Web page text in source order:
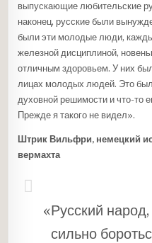
выпускающие любительские
наконец, русские были
были эти молодые люди,
железной дисциплиной,
отличным здоровьем. У них
лицах молодых людей. Это
духовной решимости и что-то
Прежде я такого не видел».
Штрик Вильфри, немецкий
вермахта
«Русский
сильно